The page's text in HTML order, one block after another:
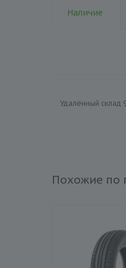
Наличие
Удалённый склад
Похожие по